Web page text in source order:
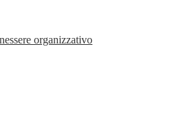
organizzativo